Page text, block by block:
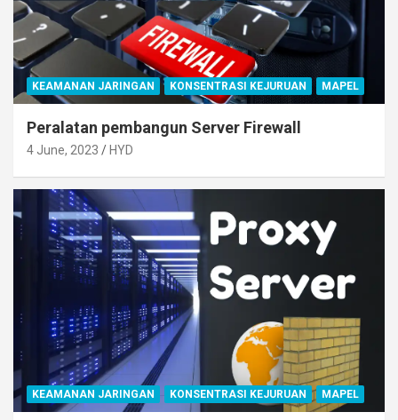
KEAMANAN JARINGAN KONSENTRASI KEJURUAN MAPEL
Peralatan pembangun Server Firewall
4 June, 2023 HYD
KEAMANAN JARINGAN KONSENTRASI KEJURUAN MAPEL